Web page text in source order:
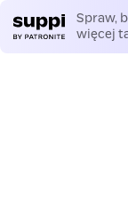
Spraw,
więcej